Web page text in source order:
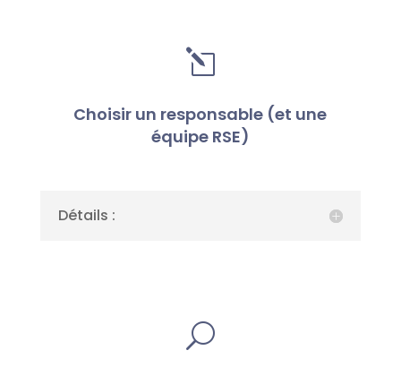
l
Choisir un responsable (et une
équipe RSE)
Détails :
U